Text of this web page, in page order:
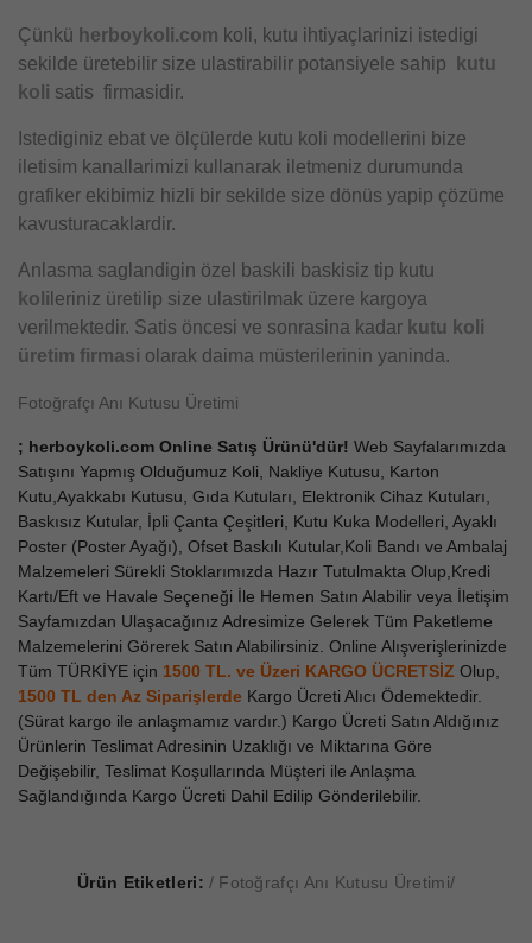
Çünkü herboykoli.com koli, kutu ihtiyaçlarinizi istedigi
sekilde üretebilir size ulastirabilir potansiyele sahip
kutu
koli satis firmasidir.
Istediginiz ebat ve ölçülerde kutu koli modellerini bize
iletisim kanallarimizi kullanarak iletmeniz durumunda
grafiker ekibimiz hizli bir sekilde size dönüs yapip çözüme
kavusturacaklardir.
Anlasma saglandigin özel baskili baskisiz tip kutu
koli leriniz üretilip size ulastirilmak üzere kargoya
verilmektedir. Satis öncesi ve sonrasina kadar kutu koli
üretim firmasi olarak daima müsterilerinin yaninda.
Fotoğrafçı Anı Kutusu Üretimi
; herboykoli.com Online Satış Ürünü'dür! Web Sayfalarımızda
Satışını Yapmış Olduğumuz Koli, Nakliye Kutusu, Karton
Kutu,Ayakkabı Kutusu, Gıda Kutuları, Elektronik Cihaz Kutuları,
Baskısız Kutular, İpli Çanta Çeşitleri, Kutu Kuka Modelleri, Ayaklı
Poster (Poster Ayağı), Ofset Baskılı Kutular,Koli Bandı ve Ambalaj
Malzemeleri Sürekli Stoklarımızda Hazır Tutulmakta Olup,Kredi
Kartı/Eft ve Havale Seçeneği İle Hemen Satın Alabilir veya İletişim
Sayfamızdan Ulaşacağınız Adresimize Gelerek Tüm Paketleme
Malzemelerini Görerek Satın Alabilirsiniz. Online Alışverişlerinizde
Tüm TÜRKİYE için 1500 TL. ve Üzeri KARGO ÜCRETSİZ Olup,
1500 TL den Az Siparişlerde Kargo Ücreti Alıcı Ödemektedir.
(Sürat kargo ile anlaşmamız vardır.) Kargo Ücreti Satın Aldığınız
Ürünlerin Teslimat Adresinin Uzaklığı ve Miktarına Göre
Değişebilir, Teslimat Koşullarında Müşteri ile Anlaşma
Sağlandığında Kargo Ücreti Dahil Edilip Gönderilebilir.
Ürün Etiketleri: Fotoğrafçı Anı Kutusu Üretimi